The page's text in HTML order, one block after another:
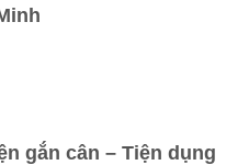
gắn cân – Tiện dụng